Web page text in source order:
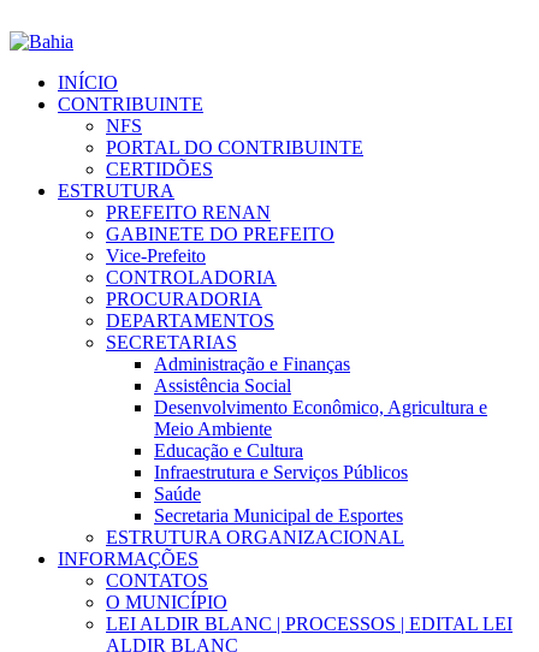
INÍCIO
CONTRIBUINTE
NFS
PORTAL DO CONTRIBUINTE
CERTIDÕES
ESTRUTURA
PREFEITO RENAN
GABINETE DO PREFEITO
Vice-Prefeito
CONTROLADORIA
PROCURADORIA
DEPARTAMENTOS
SECRETARIAS
Administração e Finanças
Assistência Social
Desenvolvimento Econômico, Agricultura e
Meio Ambiente
Educação e Cultura
Infraestrutura e Serviços Públicos
Saúde
Secretaria Municipal de Esportes
ESTRUTURA ORGANIZACIONAL
INFORMAÇÕES
CONTATOS
O MUNICÍPIO
LEI ALDIR BLANC | PROCESSOS | EDITAL LEI
ALDIR BLANC